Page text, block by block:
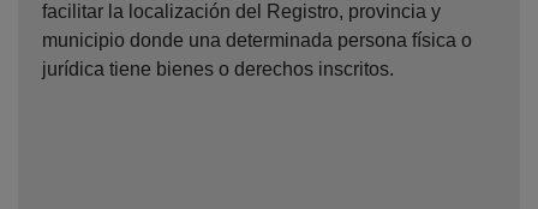
facilitar la localización del Registro, provincia y
municipio donde una determinada persona física o
jurídica tiene bienes o derechos inscritos.